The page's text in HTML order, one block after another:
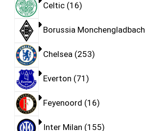
Celtic 16
Borussia Monchengladbach
Chelsea 253
Everton 71
Feyenoord 16
Inter Milan 155